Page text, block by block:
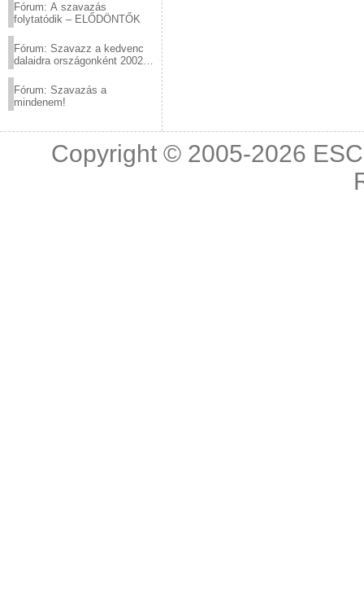
Fórum: A szavazás
folytatódik – ELŐDÖNTŐK
Fórum: Szavazz a kedvenc
dalaidra országonként 2002
Fórum: Szavazás a
mindenem!
Copyright © 2005-2026